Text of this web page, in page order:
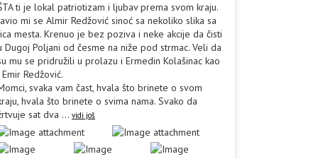
ti je lokal patriotizam i ljubav prema svom kraju.
mi se Almir Redžović sinoć sa nekoliko slika sa
mesta. Krenuo je bez poziva i neke akcije da čisti
Dugoj Poljani od česme na niže pod strmac. Veli da
mu se pridružili u prolazu i Ermedin Kolašinac kao
Redžović.
svaka vam čast, hvala što brinete o svom
hvala što brinete o svima nama. Svako da
sat dva ... vidi još